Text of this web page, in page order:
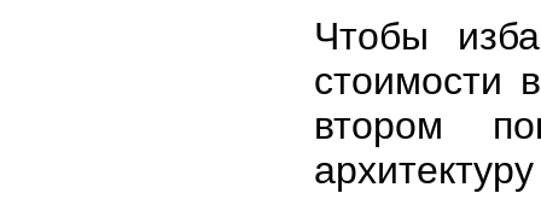
Чтобы
стоимости
втором